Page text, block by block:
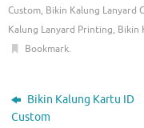
Custom, Bikin Kalung Lanyard
Kalung Lanyard Printing, Bikin
Bookmark.
Bikin Kalung Kartu ID
Custom